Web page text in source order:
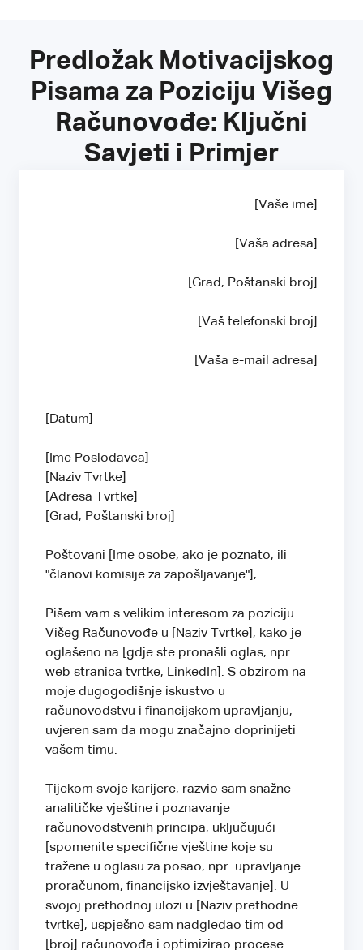
Predložak Motivacijskog
Pisama za Poziciju Višeg
Računovođe: Ključni
Savjeti i Primjer
[Vaše ime]
[Vaša adresa]
[Grad, Poštanski broj]
[Vaš telefonski broj]
[Vaša e-mail adresa]
[Datum]
[Ime Poslodavca]
[Naziv Tvrtke]
[Adresa Tvrtke]
[Grad, Poštanski broj]
Poštovani [Ime osobe, ako je poznato, ili
"članovi komisije za zapošljavanje"],
Pišem vam s velikim interesom za poziciju
Višeg Računovođe u [Naziv Tvrtke], kako je
oglašeno na [gdje ste pronašli oglas, npr.
web stranica tvrtke, LinkedIn]. S obzirom na
moje dugogodišnje iskustvo u
računovodstvu i financijskom upravljanju,
uvjeren sam da mogu značajno doprinijeti
vašem timu.
Tijekom svoje karijere, razvio sam snažne
analitičke vještine i poznavanje
računovodstvenih principa, uključujući
[spomenite specifične vještine koje su
tražene u oglasu za posao, npr. upravljanje
proračunom, financijsko izvještavanje]. U
svojoj prethodnoj ulozi u [Naziv prethodne
tvrtke], uspješno sam nadgledao tim od
[broj] računovođa i optimizirao procese